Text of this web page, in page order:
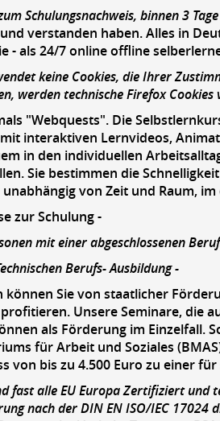
Schulungsnachweis, binnen 3
verstanden haben. Alles in
- als 24/7 online offline
keine Cookies, die Ihrer
werden technische Firefox
"Webquests". Die
interaktiven Lernvideos,
in den individuellen
Sie bestimmen die
von Zeit und Raum, im
zur Schulung -
mit einer abgeschlossenen
Berufs- Ausbildung -
Sie von staatlicher
Unsere Seminare, die
als Förderung im Einzelfall.
für Arbeit und Soziales
von bis zu 4.500 Euro zu einer
fast alle EU Europa Zertifiziert und
nach der DIN EN ISO/IEC 17024